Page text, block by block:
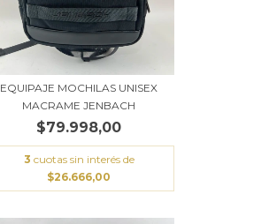
EQUIPAJE MOCHILAS UNISEX
MACRAME JENBACH
$79.998,00
3 cuotas sin interés de
$26.666,00